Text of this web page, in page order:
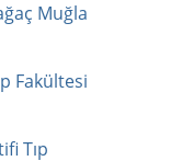
Muğla
Fakültesi
Tıp